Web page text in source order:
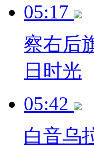
05:17
察右后
日时光
05:42
白音乌